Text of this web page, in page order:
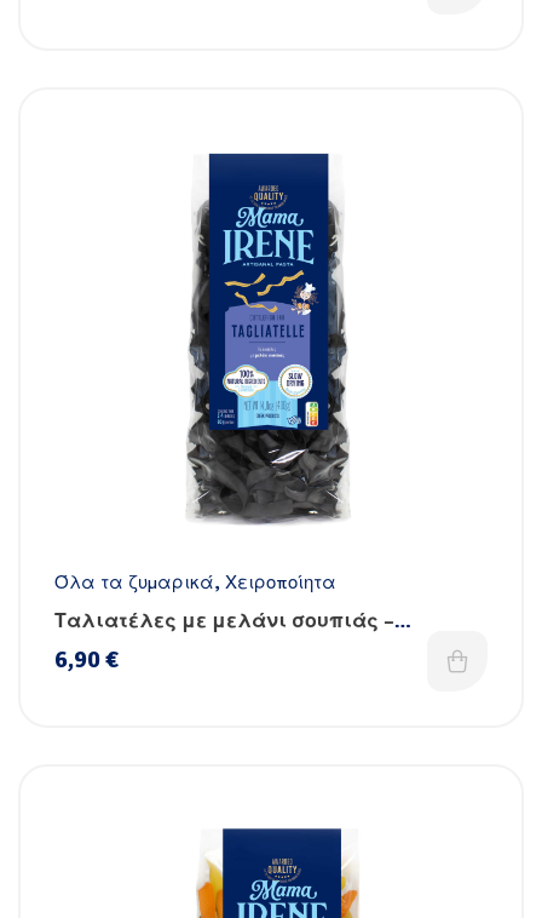
Όλα τα ζυμαρικά, Χειροποίητα
Ταλιατέλες με μελάνι σουπιάς –
Χειροποίητες
6,90€